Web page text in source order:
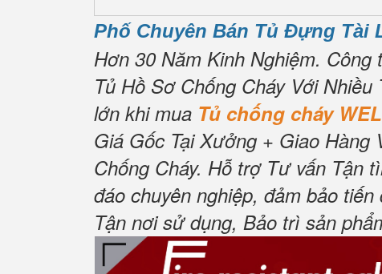
Phố Chuyên Bán Tủ Đựng Tài
Hơn 30 Năm Kinh Nghiệm. Công
Tủ Hồ Sơ Chống Cháy Với
lớn khi mua Tủ chống cháy
Giá Gốc Tại Xưởng + Giao Hàng
Chống Cháy. Hỗ trợ Tư vấn Tận
đáo chuyên nghiệp, đảm bảo tiến
Tận nơi sử dụng, Bảo trì sản